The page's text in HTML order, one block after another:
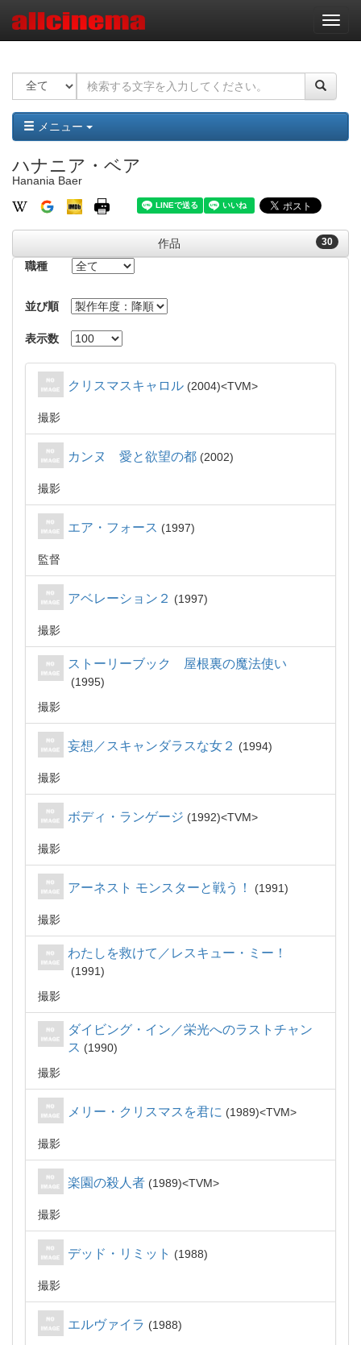
ナ
ビ
ー
ョ
ン
メニュー
ハナニア・ベア
Hanania Baer
30
作品
職種
並び順
表示数
クリスマスキャロル 2004 TVM
撮影
カンヌ 愛と欲望の都 2002
撮影
エア・フォース 1997
監督
アベレーション２ 1997
撮影
ストーリーブック 屋根裏の魔法使い
1995
撮影
妄想／スキャンダラスな女２ 1994
撮影
ボディ・ランゲージ 1992 TVM
撮影
アーネスト モンスターと戦う！ 1991
撮影
わたしを救けて／レスキュー・ミー！
1991
撮影
ダイビング・イン／栄光へのラストチャン
ス
1990
撮影
メリー・クリスマスを君に 1989 TVM
撮影
楽園の殺人者 1989 TVM
撮影
デッド・リミット 1988
撮影
エルヴァイラ 1988